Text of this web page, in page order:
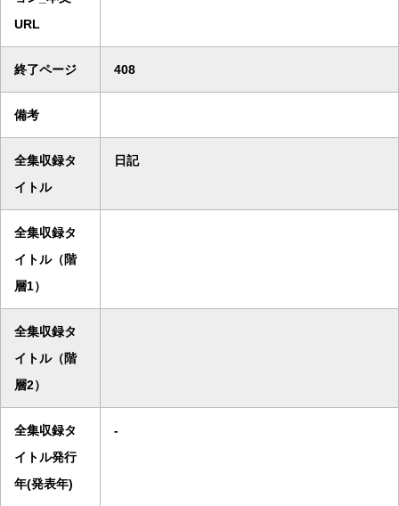
URL
終了ページ 408
備考
全集収録タ
イトル
日記
全集収録タ
イトル（階
層1）
全集収録タ
イトル（階
層2）
全集収録タ
イトル発行
年(発表年)
-